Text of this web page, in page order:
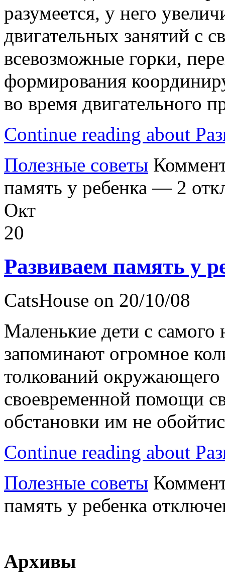
разумеется, у него
двигательных занятий с
всевозможные горки,
формирования
во время двигательного
Continue reading about
Полезные советы
память у ребенка — 2
Окт
20
Развиваем память у
CatsHouse on 20/10/08
Маленькие дети с самого
запоминают огромное
толкований
своевременной помощи
обстановки им не
Continue reading about
Полезные советы
память у ребенка
Архивы